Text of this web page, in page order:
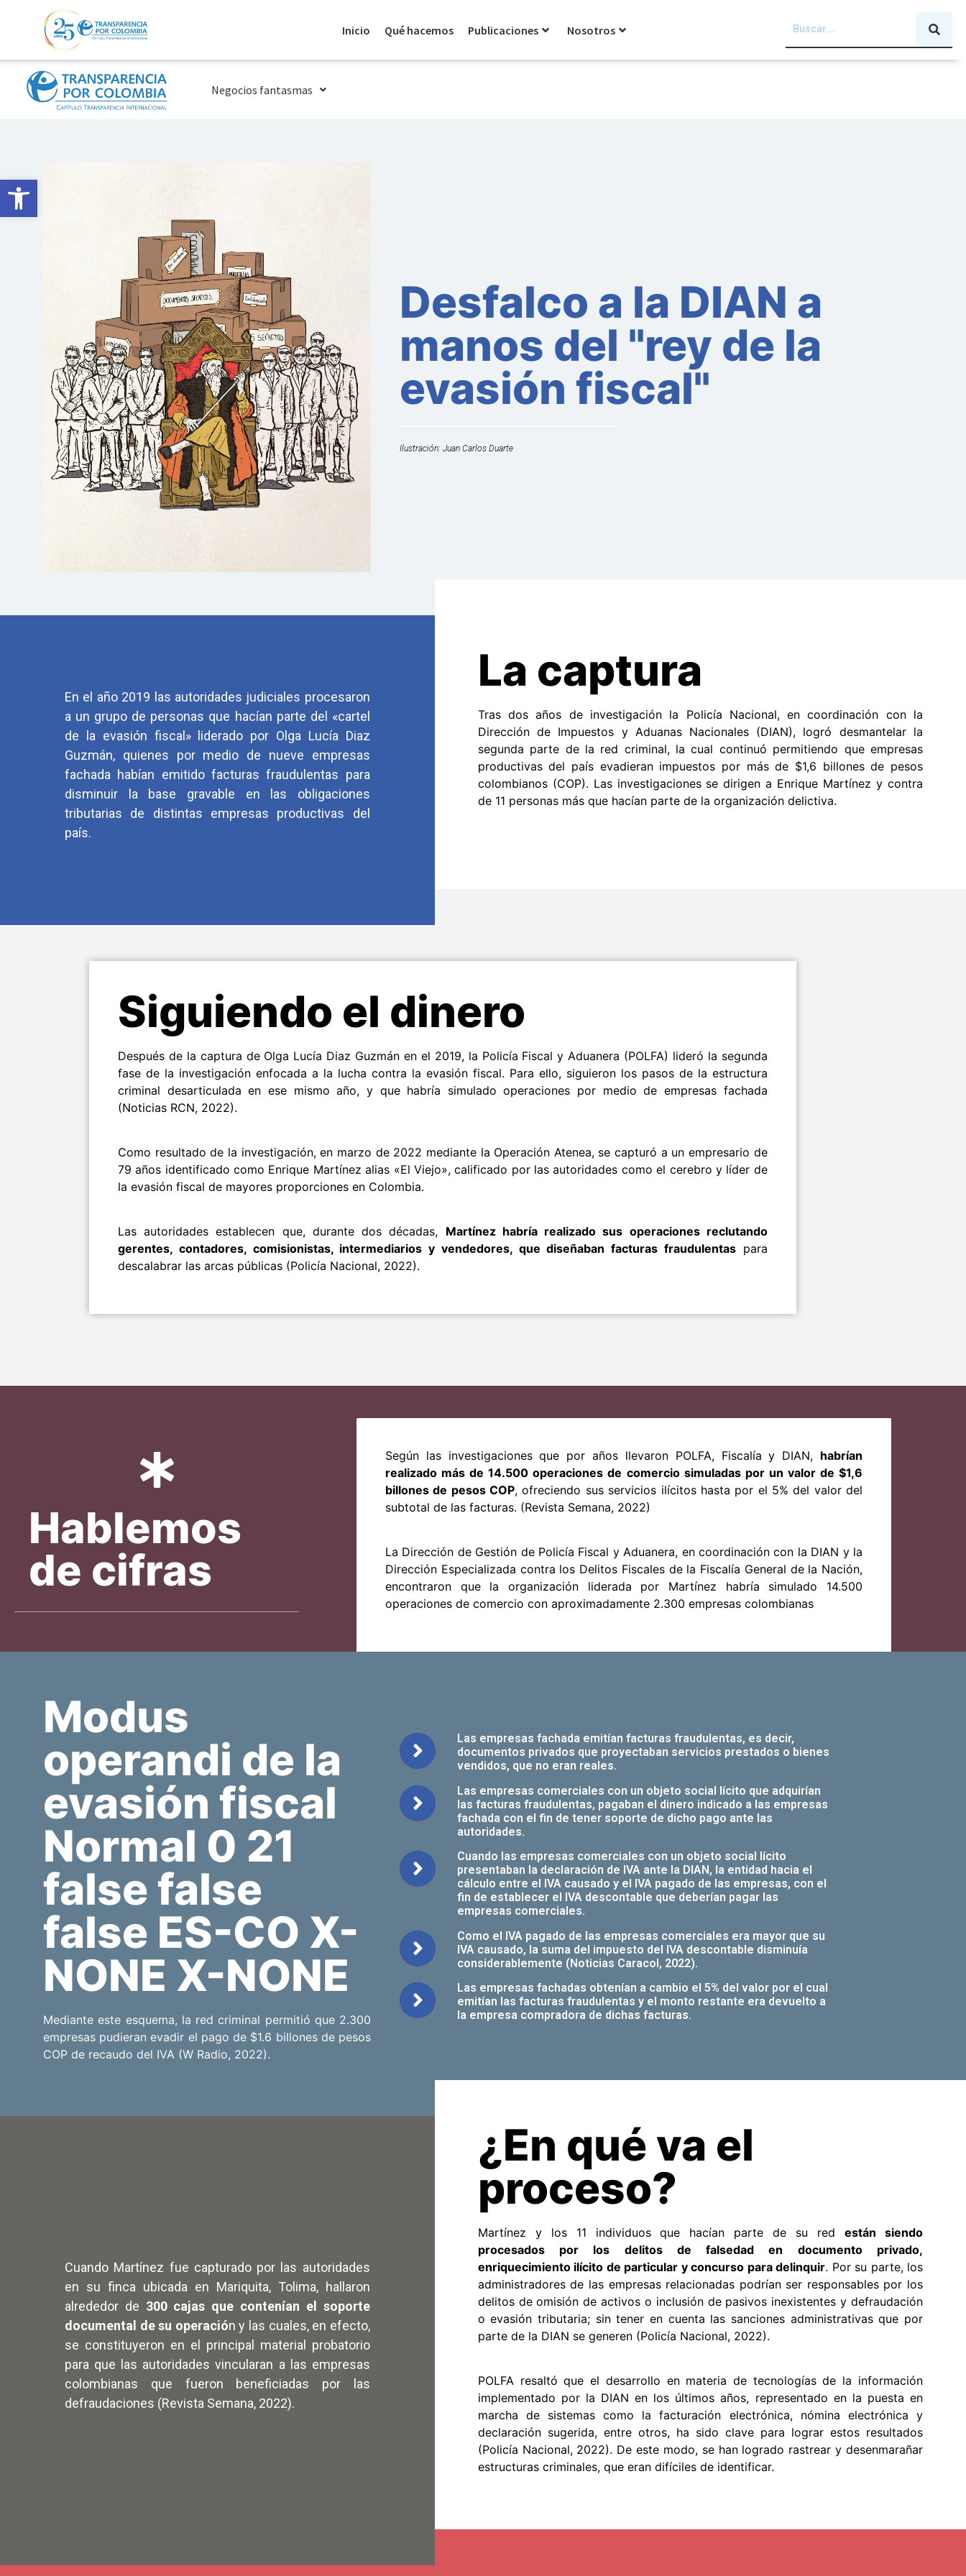
Abrir barra de herramientas
Inicio Qué hacemos Publicaciones Nosotros
Negocios fantasmas
Desfalco a la DIAN a
manos del "rey de la
evasión fiscal"
Ilustración: Juan Carlos Duarte
En el año 2019 las autoridades judiciales procesaron
a un grupo de personas que hacían parte del «cartel
de la evasión fiscal» liderado por Olga Lucía Diaz
Guzmán, quienes por medio de nueve empresas
fachada habían emitido facturas fraudulentas para
disminuir la base gravable en las obligaciones
tributarias de distintas empresas productivas del
país.
La captura
Tras dos años de investigación la Policía Nacional, en coordinación con la
Dirección de Impuestos y Aduanas Nacionales (DIAN), logró desmantelar la
segunda parte de la red criminal, la cual continuó permitiendo que empresas
productivas del país evadieran impuestos por más de $1,6 billones de pesos
colombianos (COP). Las investigaciones se dirigen a Enrique Martínez y contra
de 11 personas más que hacían parte de la organización delictiva.
Siguiendo el dinero
Después de la captura de Olga Lucía Diaz Guzmán en el 2019, la Policía Fiscal y Aduanera (POLFA) lideró la segunda
fase de la investigación enfocada a la lucha contra la evasión fiscal. Para ello, siguieron los pasos de la estructura
criminal desarticulada en ese mismo año, y que habría simulado operaciones por medio de empresas fachada
(Noticias RCN, 2022).
Como resultado de la investigación, en marzo de 2022 mediante la Operación Atenea, se capturó a un empresario de
79 años identificado como Enrique Martínez alias «El Viejo», calificado por las autoridades como el cerebro y líder de
la evasión fiscal de mayores proporciones en Colombia.
Las autoridades establecen que, durante dos décadas, Martínez habría realizado sus operaciones reclutando
gerentes, contadores, comisionistas, intermediarios y vendedores, que diseñaban facturas fraudulentaspara
descalabrar las arcas públicas (Policía Nacional, 2022).
Hablemos
de cifras
Según las investigaciones que por años llevaron POLFA, Fiscalía y DIAN, habrían
realizado más de 14.500 operaciones de comercio simuladas por un valor de $1,6
billones de pesos COP, ofreciendo sus servicios ilícitos hasta por el 5% del valor del
subtotal de las facturas. (Revista Semana, 2022)
La Dirección de Gestión de Policía Fiscal y Aduanera, en coordinación con la DIAN y la
Dirección Especializada contra los Delitos Fiscales de la Fiscalía General de la Nación,
encontraron que la organización liderada por Martínez habría simulado 14.500
operaciones de comercio con aproximadamente 2.300 empresas colombianas
Modus
operandi de la
evasión fiscal
Normal 0 21
false false
false ES-CO X-
NONE X-NONE
Mediante este esquema, la red criminal permitió que 2.300
empresas pudieran evadir el pago de $1.6 billones de pesos
COP de recaudo del IVA (W Radio, 2022).
Las empresas fachada emitían facturas fraudulentas, es decir,
documentos privados que proyectaban servicios prestados o bienes
vendidos, que no eran reales.
Las empresas comerciales con un objeto social lícito que adquirían
las facturas fraudulentas, pagaban el dinero indicado a las empresas
fachada con el fin de tener soporte de dicho pago ante las
autoridades.
Cuando las empresas comerciales con un objeto social lícito
presentaban la declaración de IVA ante la DIAN, la entidad hacia el
cálculo entre el IVA causado y el IVA pagado de las empresas, con el
fin de establecer el IVA descontable que deberían pagar las
empresas comerciales.
Como el IVA pagado de las empresas comerciales era mayor que su
IVA causado, la suma del impuesto del IVA descontable disminuía
considerablemente (Noticias Caracol, 2022).
Las empresas fachadas obtenían a cambio el 5% del valor por el cual
emitían las facturas fraudulentas y el monto restante era devuelto a
la empresa compradora de dichas facturas.
Cuando Martínez fue capturado por las autoridades
en su finca ubicada en Mariquita, Tolima, hallaron
alrededor de 300 cajas que contenían el soporte
documental de su operación y las cuales, en efecto,
se constituyeron en el principal material probatorio
para que las autoridades vincularan a las empresas
colombianas que fueron beneficiadas por las
defraudaciones (Revista Semana, 2022).
¿En qué va el
proceso?
Martínez y los 11 individuos que hacían parte de su redestán siendo
procesados por los delitos de falsedad en documento privado,
enriquecimiento ilícito de particular y concurso para delinquir. Por su parte, los
administradores de las empresas relacionadas podrían ser responsables por los
delitos de omisión de activos o inclusión de pasivos inexistentes y defraudación
o evasión tributaria; sin tener en cuenta las sanciones administrativas que por
parte de la DIAN se generen (Policía Nacional, 2022).
POLFA resaltó que el desarrollo en materia de tecnologías de la información
implementado por la DIAN en los últimos años, representado en la puesta en
marcha de sistemas como la facturación electrónica, nómina electrónica y
declaración sugerida, entre otros, ha sido clave para lograr estos resultados
(Policía Nacional, 2022). De este modo, se han logrado rastrear y desenmarañar
estructuras criminales, que eran difíciles de identificar.